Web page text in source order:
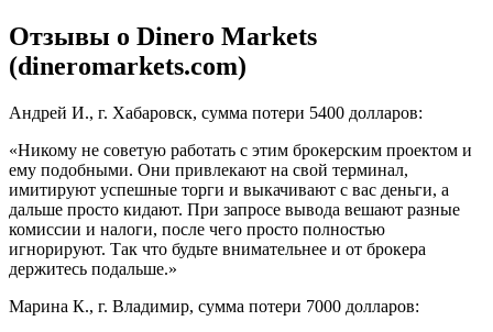
Отзывы о Dinero Markets
(dineromarkets.com)
Андрей И., г. Хабаровск, сумма потери 5400 долларов:
«Никому не советую работать с этим брокерским проектом и
ему подобными. Они привлекают на свой терминал,
имитируют успешные торги и выкачивают с вас деньги, а
дальше просто кидают. При запросе вывода вешают разные
комиссии и налоги, после чего просто полностью
игнорируют. Так что будьте внимательнее и от брокера
держитесь подальше.»
Марина К., г. Владимир, сумма потери 7000 долларов: